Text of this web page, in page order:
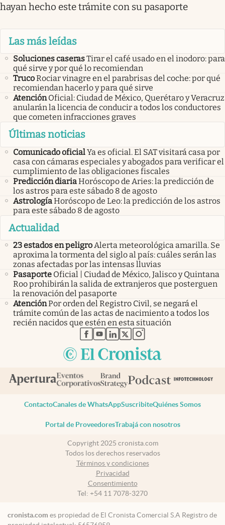
hayan hecho este trámite con su pasaporte
Las más leídas
Soluciones caserasTirar el café usado en el inodoro: para
qué sirve y por qué lo recomiendan
TrucoRociar vinagre en el parabrisas del coche: por qué
recomiendan hacerlo y para qué sirve
Atención Oficial: Ciudad de México, Querétaro y Veracruz
anularán la licencia de conducir a todos los conductores
que cometen infracciones graves
Últimas noticias
Comunicado oficialYa es oficial. El SAT visitará casa por
casa con cámaras especiales y abogados para verificar el
cumplimiento de las obligaciones fiscales
Predicción diariaHoróscopo de Aries: la predicción de
los astros para este sábado 8 de agosto
AstrologíaHoróscopo de Leo: la predicción de los astros
para este sábado 8 de agosto
Actualidad
23 estados en peligroAlerta meteorológica amarilla. Se
aproxima la tormenta del siglo al país: cuáles serán las
zonas afectadas por las intensas lluvias
Pasaporte Oficial | Ciudad de México, Jalisco y Quintana
Roo prohibirán la salida de extranjeros que posterguen
la renovación del pasaporte
AtenciónPor orden del Registro Civil, se negará el
trámite común de las actas de nacimiento a todos los
recién nacidos que estén en esta situación
abre en nueva pestaña
abre en nueva pestaña
abre en nueva pestaña
abre en nueva pestaña
abre en nueva pestaña
ContactoCanales de WhatsAppSuscribiteQuiénes Somos
Portal de ProveedoresTrabajá con nosotros
Copyright 2025 cronista.com
Todos los derechos reservados
Términos y condiciones
Privacidad
Consentimiento
Tel: +54 11 7078-3270
cronista.com es propiedad de El Cronista Comercial S.A Registro de